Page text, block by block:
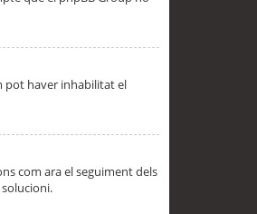
pot haver inhabilitat el
com ara el seguiment dels